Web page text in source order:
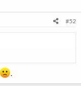
#52
.